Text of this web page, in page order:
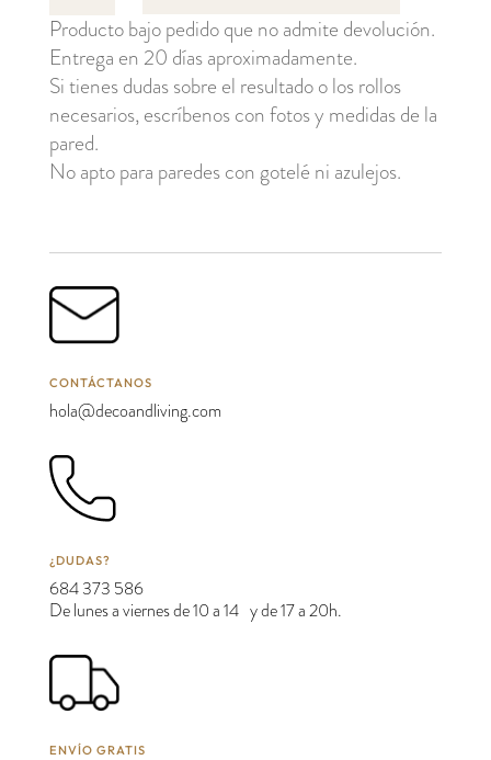
cantidad
Producto bajo pedido que no admite devolución.
Entrega en 20 días aproximadamente.
Si tienes dudas sobre el resultado o los rollos
necesarios, escríbenos con fotos y medidas de la
pared.
No apto para paredes con gotelé ni azulejos.
CONTÁCTANOS
hola@decoandliving.com
¿DUDAS?
684 373 586
De lunes a viernes de 10 a 14 y de 17 a 20h.
ENVÍO GRATIS